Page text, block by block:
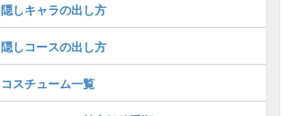
隠しキャラの出し方
隠しコースの出し方
コスチューム一覧